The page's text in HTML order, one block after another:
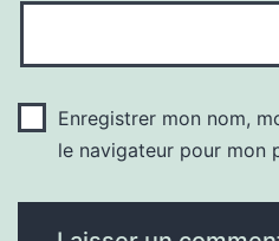
Enregistrer mon nom,
le navigateur pour mon